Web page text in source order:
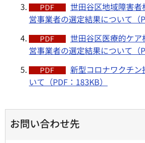
世田谷区地域障害
営事業者の選定結果について（
世田谷区医療的ケ
営事業者の選定結果について（
新型コロナワクチ
いて（PDF：183KB）
お問い合わせ先